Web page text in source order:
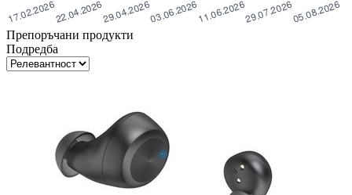
Препоръчани продукти
Подредба